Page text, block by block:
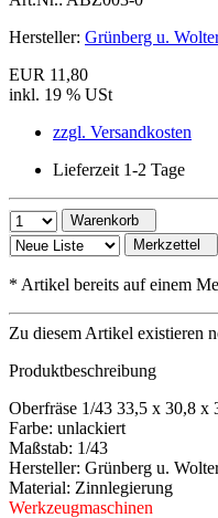
Hersteller: Grünberg u.
EUR 11,80
inkl. 19 % USt
zzgl. Versandkosten
Lieferzeit 1-2 Tage
Warenkorb
Merkzettel
* Artikel bereits auf einem
Zu diesem Artikel existieren
Produktbeschreibung
Oberfräse 1/43 33,5 x 30,8 x
Farbe: unlackiert
Maßstab: 1/43
Hersteller: Grünberg u.
Material: Zinnlegierung
Werkzeugmaschinen